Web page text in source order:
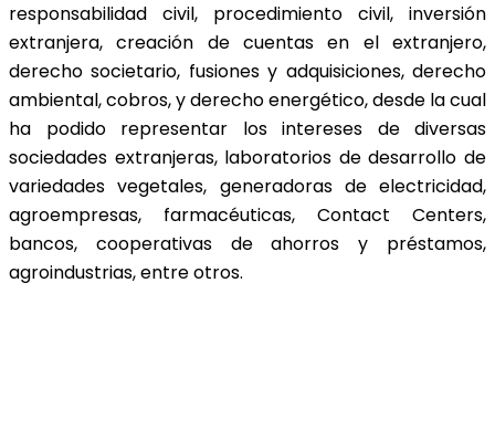
responsabilidad civil, procedimiento civil, inversión
extranjera, creación de cuentas en el extranjero,
derecho societario, fusiones y adquisiciones, derecho
ambiental, cobros, y derecho energético, desde la cual
ha podido representar los intereses de diversas
sociedades extranjeras, laboratorios de desarrollo de
variedades vegetales, generadoras de electricidad,
agroempresas, farmacéuticas, Contact Centers,
bancos, cooperativas de ahorros y préstamos,
agroindustrias, entre otros.